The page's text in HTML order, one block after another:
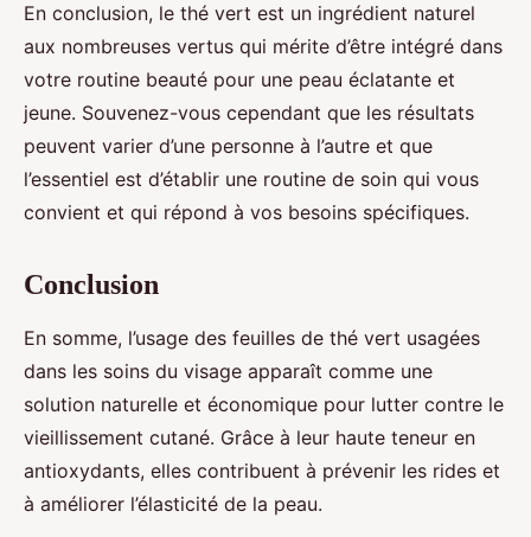
En conclusion, le thé vert est un ingrédient naturel
aux nombreuses vertus qui mérite d’être intégré dans
votre routine beauté pour une peau éclatante et
jeune. Souvenez-vous cependant que les résultats
peuvent varier d’une personne à l’autre et que
l’essentiel est d’établir une routine de soin qui vous
convient et qui répond à vos besoins spécifiques.
Conclusion
En somme, l’usage des feuilles de thé vert usagées
dans les soins du visage apparaît comme une
solution naturelle et économique pour lutter contre le
vieillissement cutané. Grâce à leur haute teneur en
antioxydants, elles contribuent à prévenir les rides et
à améliorer l’élasticité de la peau.